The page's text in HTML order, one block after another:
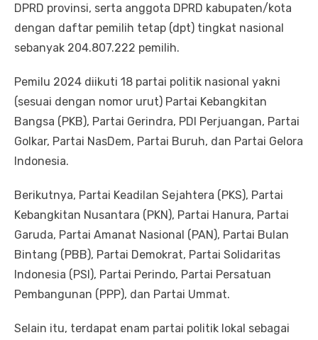
DPRD provinsi, serta anggota DPRD kabupaten/kota
dengan daftar pemilih tetap (dpt) tingkat nasional
sebanyak 204.807.222 pemilih.
Pemilu 2024 diikuti 18 partai politik nasional yakni
(sesuai dengan nomor urut) Partai Kebangkitan
Bangsa (PKB), Partai Gerindra, PDI Perjuangan, Partai
Golkar, Partai NasDem, Partai Buruh, dan Partai Gelora
Indonesia.
Berikutnya, Partai Keadilan Sejahtera (PKS), Partai
Kebangkitan Nusantara (PKN), Partai Hanura, Partai
Garuda, Partai Amanat Nasional (PAN), Partai Bulan
Bintang (PBB), Partai Demokrat, Partai Solidaritas
Indonesia (PSI), Partai Perindo, Partai Persatuan
Pembangunan (PPP), dan Partai Ummat.
Selain itu, terdapat enam partai politik lokal sebagai